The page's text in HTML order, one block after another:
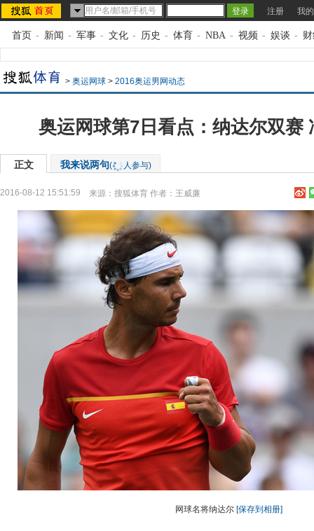
注册 我
首页 - 新闻 - 军事 - 文化 - 历史 - 体育 - NBA - 视频 - 娱谈 -
> 奥运网球 > 2016奥运男网动态
奥运网球第7日看点：纳达尔双赛
正文 我来说两句( 人参与)
2016-08-12 15:51:59 来源： 搜狐体育 作者：王威廉
网球名将纳达尔 [保存到相册]